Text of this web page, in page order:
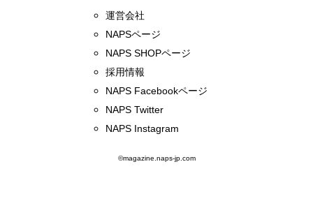
運営会社
NAPSページ
NAPS SHOPページ
採用情報
NAPS Facebookページ
NAPS Twitter
NAPS Instagram
©magazine.naps-jp.com